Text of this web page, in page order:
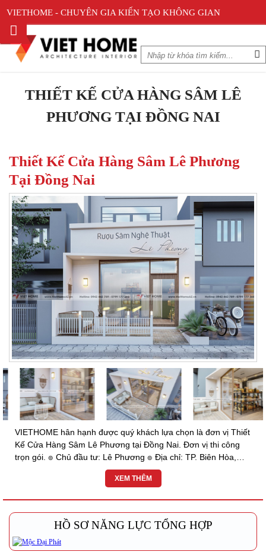
VIETHOME - CHUYÊN GIA KIẾN TẠO KHÔNG GIAN
THIẾT KẾ CỬA HÀNG SÂM LÊ
PHƯƠNG TẠI ĐỒNG NAI
Thiết Kế Cửa Hàng Sâm Lê Phương
Tại Đồng Nai
VIETHOME hân hạnh được quý khách lựa chọn là đơn vị Thiết
Kế Cửa Hàng Sâm Lê Phương tại Đồng Nai. Đơn vị thi công
trọn gói. ๏ Chủ đầu tư: Lê Phương ๏ Địa chỉ: TP. Biên Hòa,
Đồng Nai ๏ Hạng Mục: Thiết kế...
XEM THÊM
HỒ SƠ NĂNG LỰC TỔNG HỢP